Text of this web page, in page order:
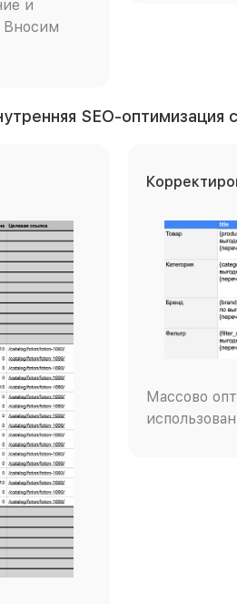
и
Вносим
SEO-оптимизация
Массово